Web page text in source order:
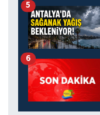
5
6